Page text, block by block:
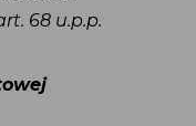
68 u.p.p.